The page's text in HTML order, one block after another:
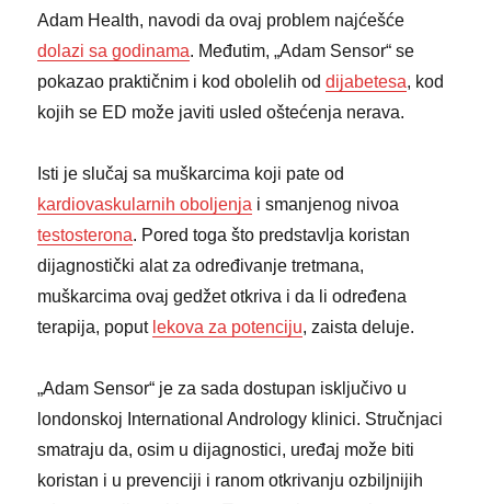
Adam Health, navodi da ovaj problem najćešće
dolazi sa godinama. Međutim, „Adam Sensor“ se
pokazao praktičnim i kod obolelih oddijabetesa, kod
kojih se ED može javiti usled oštećenja nerava.
Isti je slučaj sa muškarcima koji pate od
kardiovaskularnih oboljenja i smanjenog nivoa
testosterona. Pored toga što predstavlja koristan
dijagnostički alat za određivanje tretmana,
muškarcima ovaj gedžet otkriva i da li određena
terapija, poput lekova za potenciju, zaista deluje.
„Adam Sensor“ je za sada dostupan isključivo u
londonskoj International Andrology klinici. Stručnjaci
smatraju da, osim u dijagnostici, uređaj može biti
koristan i u prevenciji i ranom otkrivanju ozbiljnijih